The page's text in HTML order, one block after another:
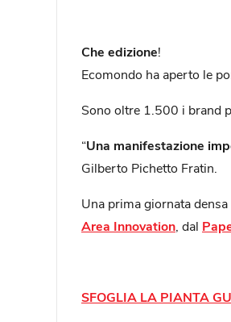
Che edizione!
Ecomondo ha aperto le
Sono oltre 1.500 i brand
“Una manifestazione
Gilberto Pichetto Fratin.
Una prima giornata
Area Innovation , dal
SFOGLIA LA PIANTA